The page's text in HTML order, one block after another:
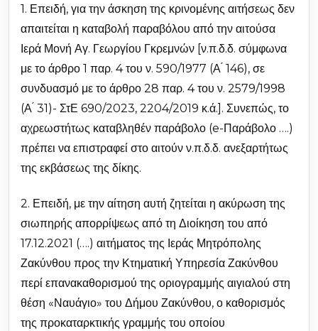
1. Επειδή, για την άσκηση της κρινομένης αιτήσεως δεν
απαιτείται η καταβολή παραβόλου από την αιτούσα
Ιερά Μονή Αγ. Γεωργίου Γκρεμνών [ν.π.δ.δ. σύμφωνα
με το άρθρο 1 παρ. 4 του ν. 590/1977 (Α ́ 146), σε
συνδυασμό με το άρθρο 28 παρ. 4 του ν. 2579/1998
(Α ́ 31)- ΣτΕ 690/2023, 2204/2019 κ.ά.]. Συνεπώς, το
αχρεωστήτως καταβληθέν παράβολο (e-Παράβολο ….)
πρέπει να επιστραφεί στο αιτούν ν.π.δ.δ. ανεξαρτήτως
της εκβάσεως της δίκης.
2. Επειδή, με την αίτηση αυτή ζητείται η ακύρωση της
σιωπηρής απορρίψεως από τη Διοίκηση του από
17.12.2021 (….) αιτήματος της Ιεράς Μητρόπολης
Ζακύνθου προς την Κτηματική Υπηρεσία Ζακύνθου
περί επανακαθορισμού της οριογραμμής αιγιαλού στη
θέση «Ναυάγιο» του Δήμου Ζακύνθου, ο καθορισμός
της προκαταρκτικής γραμμής του οποίου